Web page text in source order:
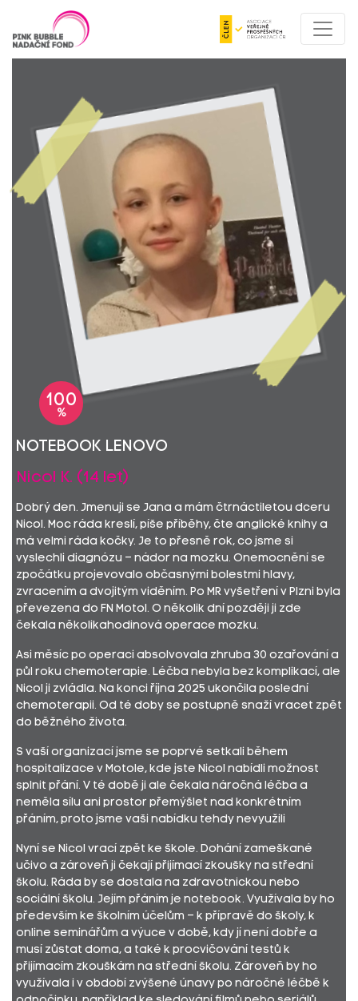
100
%
Notebook Lenovo
Nicol K. (14 let)
Dobrý den. Jmenuji se Jana a mám čtrnáctiletou dceru
Nicol. Moc ráda kreslí, píše příběhy, čte anglické knihy a
má velmi ráda kočky. Je to přesně rok, co jsme si
vyslechli diagnózu – nádor na mozku. Onemocnění se
zpočátku projevovalo občasnými bolestmi hlavy,
zvracením a dvojitým viděním. Po MR vyšetření v Plzni byla
převezena do FN Motol. O několik dní později ji zde
čekala několikahodinová operace mozku.
Asi měsíc po operaci absolvovala zhruba 30 ozařování a
půl roku chemoterapie. Léčba nebyla bez komplikací, ale
Nicol ji zvládla. Na konci října 2025 ukončila poslední
chemoterapii. Od té doby se postupně snaží vracet zpět
do běžného života.
S vaší organizací jsme se poprvé setkali během
hospitalizace v Motole, kde jste Nicol nabídli možnost
splnit přání. V té době ji ale čekala náročná léčba a
neměla sílu ani prostor přemýšlet nad konkrétním
přáním, proto jsme vaši nabídku tehdy nevyužili
Nyní se Nicol vrací zpět ke škole. Dohání zameškané
učivo a zároveň ji čekají přijímací zkoušky na střední
školu. Ráda by se dostala na zdravotnickou nebo
sociální školu. Jejím přáním je notebook. Využívala by ho
především ke školním účelům – k přípravě do školy, k
online seminářům a výuce v době, kdy jí není dobře a
musí zůstat doma, a také k procvičování testů k
přijímacím zkouškám na střední školu. Zároveň by ho
využívala i v období zvýšené únavy po náročné léčbě k